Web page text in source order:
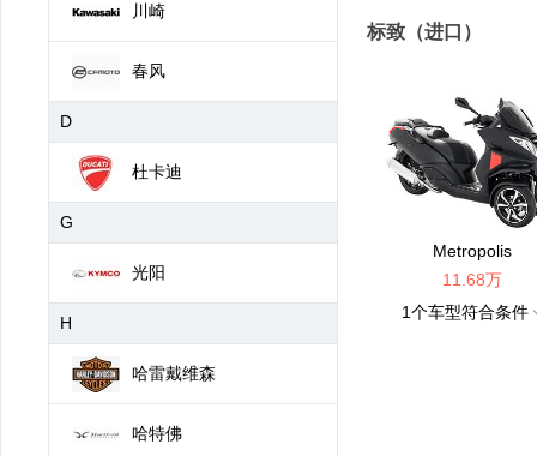
川崎
春风
D
杜卡迪
G
光阳
H
哈雷戴维森
哈特佛
标致（进口）
Metropolis
11.68万
1个车型符合条件